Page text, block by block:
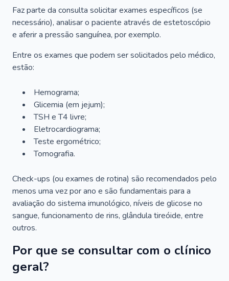
Faz parte da consulta solicitar exames específicos (se
necessário), analisar o paciente através de estetoscópio
e aferir a pressão sanguínea, por exemplo.
Entre os exames que podem ser solicitados pelo médico,
estão:
Hemograma;
Glicemia (em jejum);
TSH e T4 livre;
Eletrocardiograma;
Teste ergométrico;
Tomografia.
Check-ups (ou exames de rotina) são recomendados pelo
menos uma vez por ano e são fundamentais para a
avaliação do sistema imunológico, níveis de glicose no
sangue, funcionamento de rins, glândula tireóide, entre
outros.
Por que se consultar com o clínico
geral?